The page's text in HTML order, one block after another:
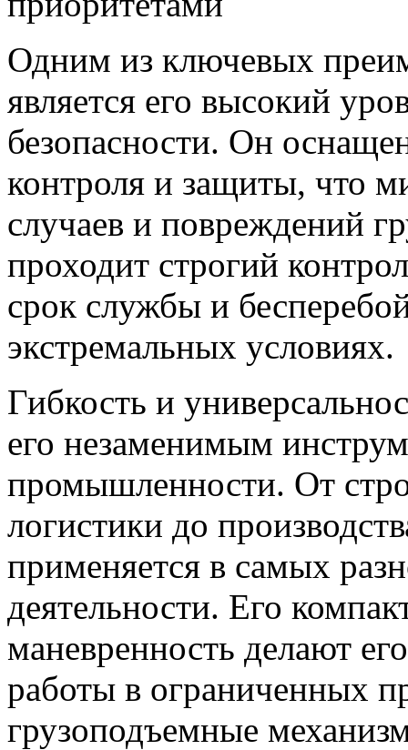
Одним из ключевых
является его высокий
безопасности. Он
контроля и защиты, что
случаев и повреждений
проходит строгий
срок службы и
экстремальных условиях.
Гибкость и
его незаменимым
промышленности. От
логистики до
применяется в самых
деятельности. Его
маневренность делают
работы в ограниченных
грузоподъемные